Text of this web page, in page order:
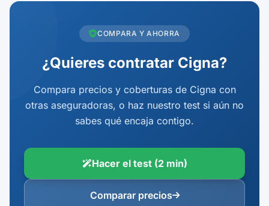
COMPARA Y AHORRA
¿Quieres contratar Cigna?
Compara precios y coberturas de Cigna con
otras aseguradoras, o haz nuestro test si aún no
sabes qué encaja contigo.
Hacer el test (2 min)
Comparar precios